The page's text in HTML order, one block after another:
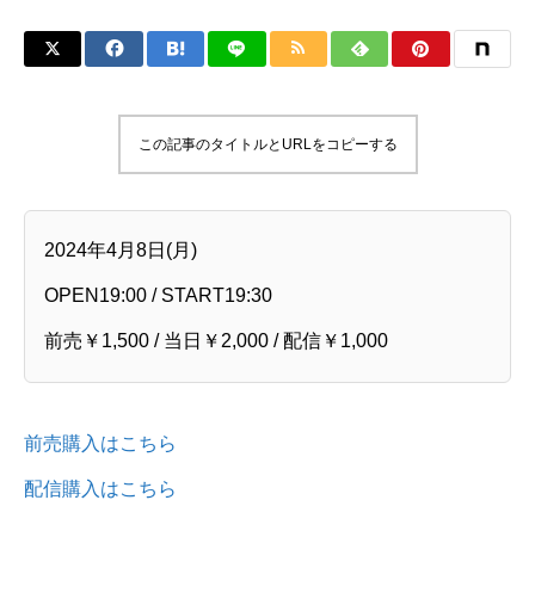
この記事のタイトルとURLをコピーする
2024年4月8日(月)
OPEN19:00 / START19:30
前売￥1,500 / 当日￥2,000 / 配信￥1,000
前売購入はこちら
配信購入はこちら